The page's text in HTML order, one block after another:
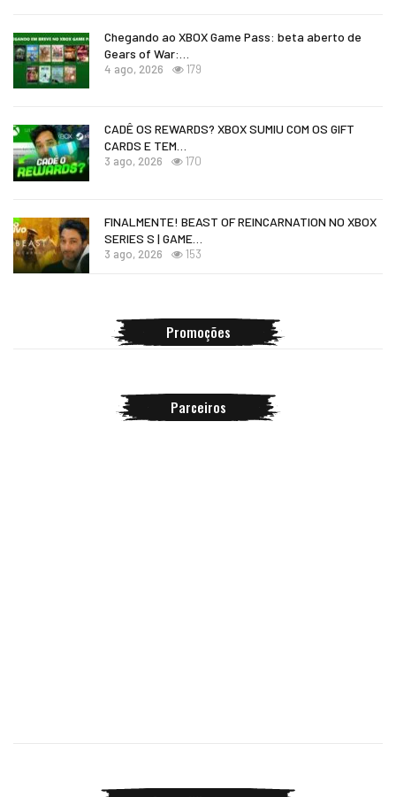
Chegando ao XBOX Game Pass: beta aberto de
Gears of War:…
4 ago, 2026 179
CADÊ OS REWARDS? XBOX SUMIU COM OS GIFT
CARDS E TEM…
3 ago, 2026 170
FINALMENTE! BEAST OF REINCARNATION NO XBOX
SERIES S | GAME…
3 ago, 2026 153
Promoções
Parceiros